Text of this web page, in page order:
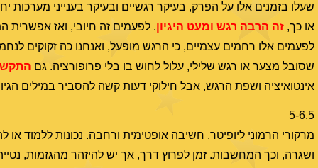
שעלו בזמנים אלו על הפרק, בעיקר רגשיים ובעיקר בענייני
או כך, זה הרבה רגש ומעט היגיון. לפעמים זה חיובי, ואז אפשרית
לפעמים אלו רחמים עצמיים, כי הרגש מופעל, ואנחנו כה זקוקים
שסובל מצער או רגש שלילי, עלול לחוש בו בלי פרופורציה. גם
אינטואיציה ושפת הרגש, אבל חילוקי דעות קשה להסביר במילים
5-6.5
מרקורי הרמוני ליופיטר. חשיבה אופטימית ורחבה. נכונות ללמוד
ושגרה, וכך המחשבות. זמן לפרוץ דרך, אך יש להיזהר מהגזמות,